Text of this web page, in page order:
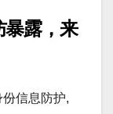
暴露，来
份信息防护,